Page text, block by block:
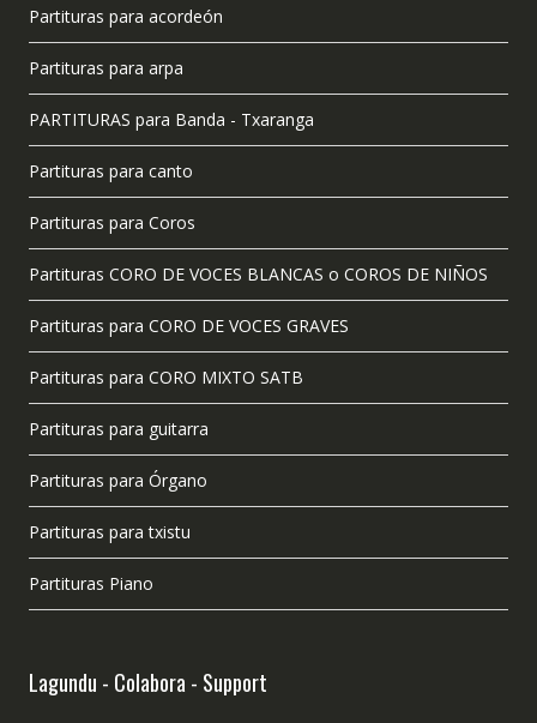
Partituras para acordeón
Partituras para arpa
PARTITURAS para Banda - Txaranga
Partituras para canto
Partituras para Coros
Partituras CORO DE VOCES BLANCAS o COROS DE NIÑOS
Partituras para CORO DE VOCES GRAVES
Partituras para CORO MIXTO SATB
Partituras para guitarra
Partituras para Órgano
Partituras para txistu
Partituras Piano
Lagundu - Colabora - Support